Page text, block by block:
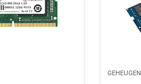
GEHEUGEN